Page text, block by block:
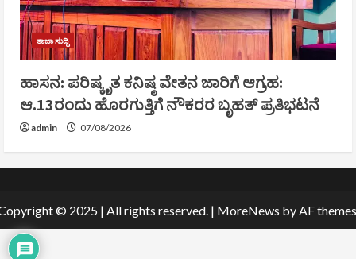
ತಾಜಾ ಸುದ್ದಿ
ಹಾಸನ: ಪರಿಷ್ಕೃತ ಕನಿಷ್ಠ ವೇತನ ಜಾರಿಗೆ ಆಗ್ರಹ:
ಆ.13ರಂದು ಹೊರಗುತ್ತಿಗೆ ನೌಕರರ ಬೃಹತ್ ಪ್ರತಿಭಟನೆ
admin 07/08/2026
© 2025 | All rights reserved. | MoreNews by AF